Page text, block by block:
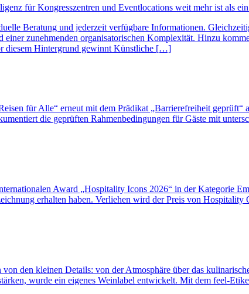
für Kongresszentren und Eventlocations weit mehr ist als
Beratung und jederzeit verfügbare Informationen.
zunehmenden organisatorischen Komplexität. Hinzu
diesem Hintergrund gewinnt Künstliche […]
für Alle“ erneut mit dem Prädikat „Barrierefreiheit geprüft“
die geprüften Rahmenbedingungen für Gäste mit
Award „Hospitality Icons 2026“ in der Kategorie
erhalten haben. Verliehen wird der Preis von Hospitality
den kleinen Details: von der Atmosphäre über das
wurde ein eigenes Weinlabel entwickelt. Mit dem feel-